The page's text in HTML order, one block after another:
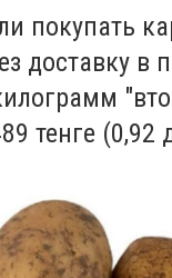
покупать
доставку в
тенге (0,92